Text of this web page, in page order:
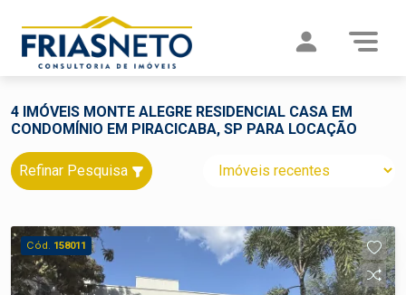
4 IMÓVEIS MONTE ALEGRE RESIDENCIAL CASA EM
CONDOMÍNIO EM PIRACICABA, SP PARA LOCAÇÃO
Refinar Pesquisa
Cód. 158011